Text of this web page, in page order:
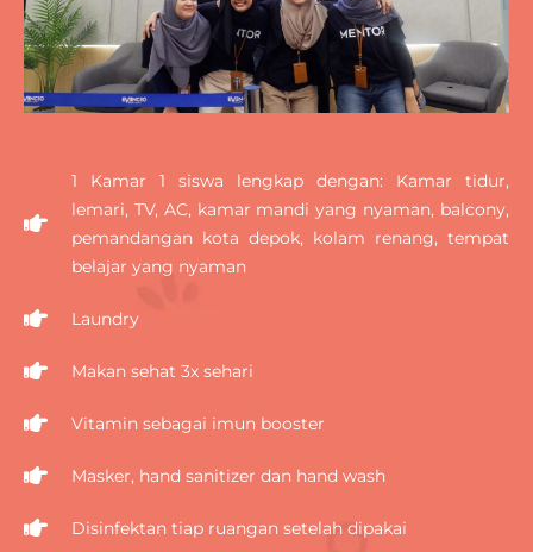
1 Kamar 1 siswa lengkap dengan: Kamar tidur,
lemari, TV, AC, kamar mandi yang nyaman, balcony,
pemandangan kota depok, kolam renang, tempat
belajar yang nyaman
Laundry
Makan sehat 3x sehari
Vitamin sebagai imun booster
Masker, hand sanitizer dan hand wash
Disinfektan tiap ruangan setelah dipakai